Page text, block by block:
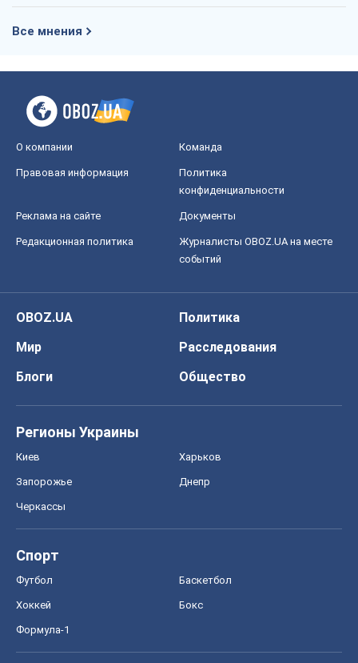
Все мнения
О компании Команда
Правовая информация
Политика
конфиденциальности
Реклама на сайте Документы
Редакционная политика
Журналисты OBOZ.UA на месте
событий
OBOZ.UA
Политика
Мир
Расследования
Блоги
Общество
Регионы Украины
Киев Харьков
Запорожье Днепр
Черкассы
Спорт
Футбол Баскетбол
Хоккей Бокс
Формула-1